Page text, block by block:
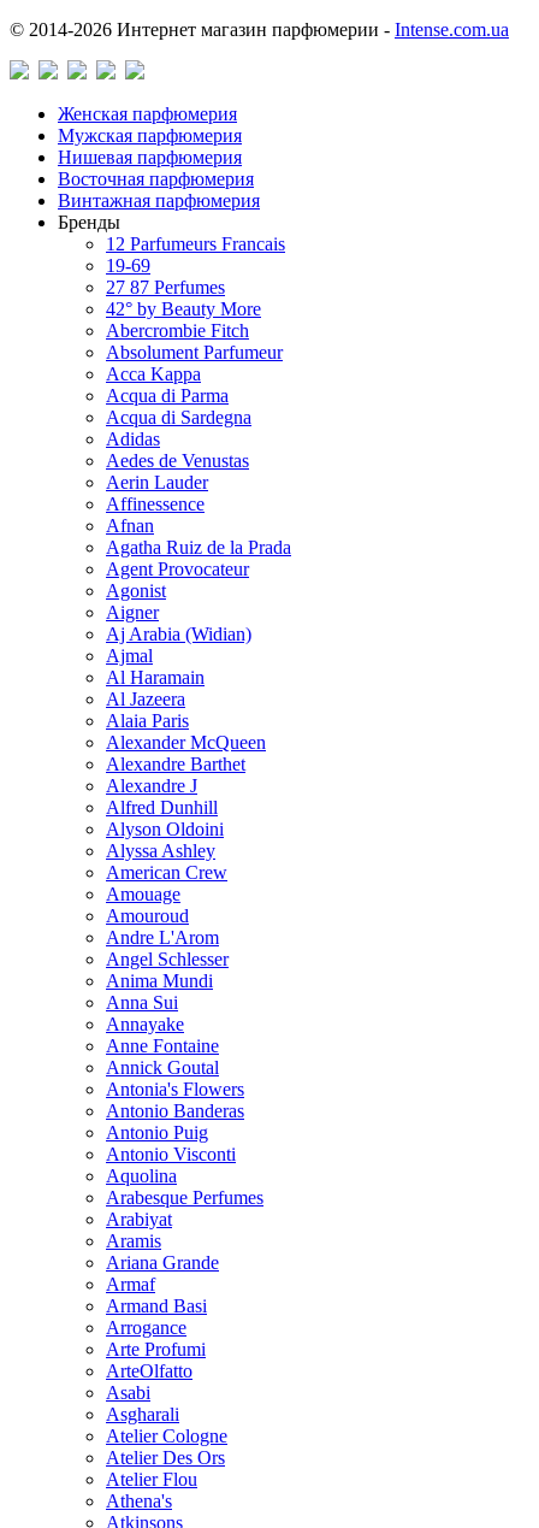
© 2014-2026 Интернет магазин парфюмерии - Intense.com.ua
Женская парфюмерия
Мужская парфюмерия
Нишевая парфюмерия
Восточная парфюмерия
Винтажная парфюмерия
Бренды
12 Parfumeurs Francais
19-69
27 87 Perfumes
42° by Beauty More
Abercrombie Fitch
Absolument Parfumeur
Acca Kappa
Acqua di Parma
Acqua di Sardegna
Adidas
Aedes de Venustas
Aerin Lauder
Affinessence
Afnan
Agatha Ruiz de la Prada
Agent Provocateur
Agonist
Aigner
Aj Arabia (Widian)
Ajmal
Al Haramain
Al Jazeera
Alaia Paris
Alexander McQueen
Alexandre Barthet
Alexandre J
Alfred Dunhill
Alyson Oldoini
Alyssa Ashley
American Crew
Amouage
Amouroud
Andre L'Arom
Angel Schlesser
Anima Mundi
Anna Sui
Annayake
Anne Fontaine
Annick Goutal
Antonia's Flowers
Antonio Banderas
Antonio Puig
Antonio Visconti
Aquolina
Arabesque Perfumes
Arabiyat
Aramis
Ariana Grande
Armaf
Armand Basi
Arrogance
Arte Profumi
ArteOlfatto
Asabi
Asgharali
Atelier Cologne
Atelier Des Ors
Atelier Flou
Athena's
Atkinsons